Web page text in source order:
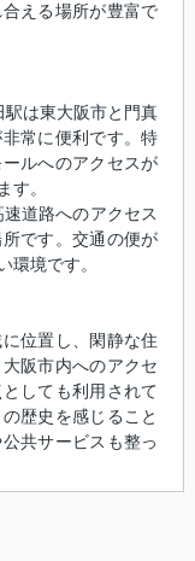
える場所が豊富で
は東大阪市と門真
常に便利です。特
ルへのアクセスが
す。
道路へのアクセス
です。交通の便が
環境です。
位置し、閑静な住
阪市内へのアクセ
しても利用されて
歴史を感じること
共サービスも整っ